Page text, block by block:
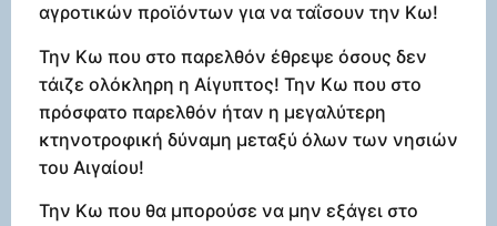
αγροτικών προϊόντων για να ταΐσουν την Κω!
Την Κω που στο παρελθόν έθρεψε όσους δεν
τάιζε ολόκληρη η Αίγυπτος! Την Κω που στο
πρόσφατο παρελθόν ήταν η μεγαλύτερη
κτηνοτροφική δύναμη μεταξύ όλων των νησιών
του Αιγαίου!
Την Κω που θα μπορούσε να μην εξάγει στο